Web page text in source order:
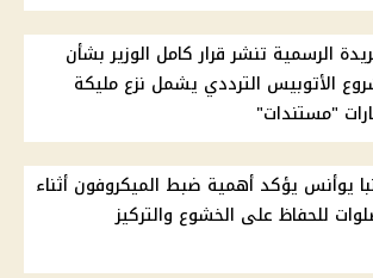
الرسمية تنشر قرار كامل الوزير بشأن
الأتوبيس الترددي يشمل نزع مليكة
"مستندات"
يوأنس يؤكد أهمية ضبط الميكروفون أثناء
للحفاظ على الخشوع والتركيز